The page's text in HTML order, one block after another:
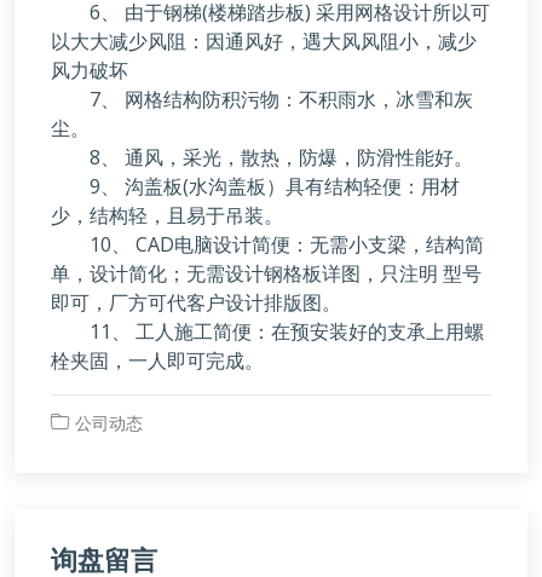
6、 由于钢梯(楼梯踏步板) 采用网格设计所以可
以大大减少风阻：因通风好，遇大风风阻小，减少
风力破坏
7、 网格结构防积污物：不积雨水，冰雪和灰
尘。
8、 通风，采光，散热，防爆，防滑性能好。
9、 沟盖板(水沟盖板）具有结构轻便：用材
少，结构轻，且易于吊装。
10、 CAD电脑设计简便：无需小支梁，结构简
单，设计简化；无需设计钢格板详图，只注明 型号
即可，厂方可代客户设计排版图。
11、 工人施工简便：在预安装好的支承上用螺
栓夹固，一人即可完成。
公司动态
询盘留言